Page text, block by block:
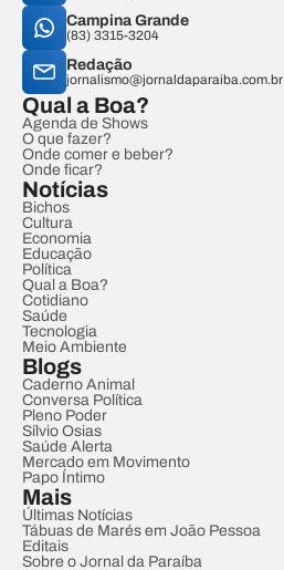
Campina Grande
(83) 3315-3204
Redação
jornalismo@jornaldaparaiba.com.br
Qual a Boa?
Agenda de Shows
O que fazer?
Onde comer e beber?
Onde ficar?
Notícias
Bichos
Cultura
Economia
Educação
Política
Qual a Boa?
Cotidiano
Saúde
Tecnologia
Meio Ambiente
Blogs
Caderno Animal
Conversa Política
Pleno Poder
Sílvio Osias
Saúde Alerta
Mercado em Movimento
Papo Íntimo
Mais
Últimas Notícias
Tábuas de Marés em João Pessoa
Editais
Sobre o Jornal da Paraíba